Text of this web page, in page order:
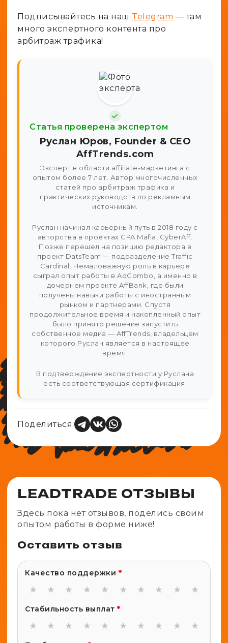
Подписывайтесь на наш Telegram — там
много экспертного контента про
арбитраж трафика!
Статья проверена экспертом
Руслан Юров, Founder & CEO
AffTrends.com
Эксперт в области affiliate-маркетинга с
опытом более 7 лет. Автор многочисленных
статей про арбитраж трафика и
практических руководств по рекламным
источникам.
Руслан начинал карьерный путь в 2018 году с
авторства в проектах CPA Mafia, CyberAff.
Позже перешел на позицию редактора в
проект DatsTeam — подразделение Traffic
Cardinal. Немаловажную роль в карьере
сыграл опыт работы в AdCombo, а именно в
дочернем проекте AffBank, где были
получены навыки работы с иностранным
рынком и партнерами. Спустя
продолжительное время и накопленный опыт
было принято решение запустить
собственное медиа — AffTrends, владельцем
которого Руслан является в настоящее
время.
В подтверждение экспертности у Руслана
есть соответствующая сертификация.
Поделиться:
LEADTRADE ОТЗЫВЫ
Здесь пока нет отзывов, поделись своим
опытом работы в форме ниже!
Оставить отзыв
Качество поддержки *
★ ★ ★ ★ ★ ★ ★ ★ ★ ★
Стабильность выплат *
★ ★ ★ ★ ★ ★ ★ ★ ★ ★